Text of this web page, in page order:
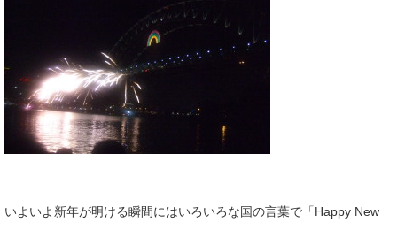
いよいよ新年が明ける瞬間にはいろいろな国の言葉で「Happy New